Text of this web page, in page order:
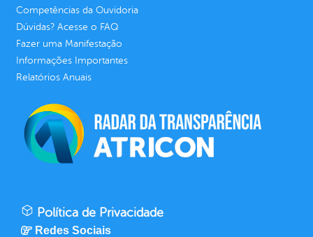
Competências da Ouvidoria
Dúvidas? Acesse o FAQ
Fazer uma Manifestação
Informações Importantes
Relatórios Anuais
Política de Privacidade
Redes Sociais